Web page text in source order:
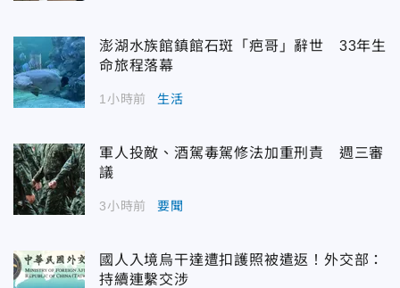
澎湖水族館鎮館石斑「疤哥」辭世 33年生
命旅程落幕
1小時前 生活
軍人投敵、酒駕毒駕修法加重刑責 週三審
議
3小時前 要聞
國人入境烏干達遭扣護照被遣返！外交部：
持續連繫交涉